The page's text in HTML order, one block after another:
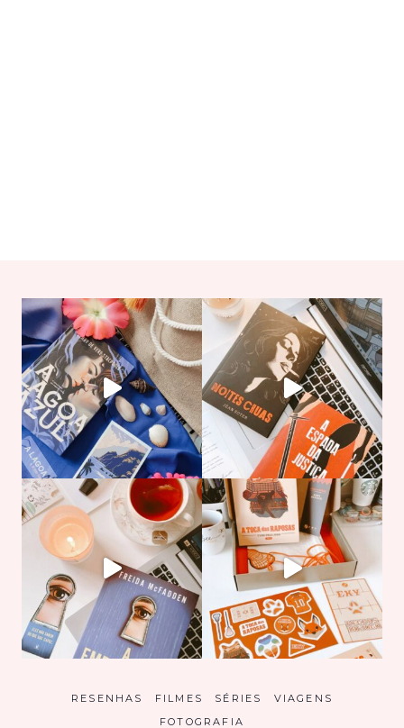
RESENHAS FILMES SÉRIES
VIAGENS
FOTOGRAFIA